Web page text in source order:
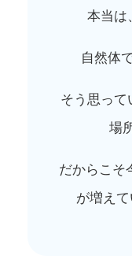
本当は
自然体
そう思って
場
だからこそ
が増えて